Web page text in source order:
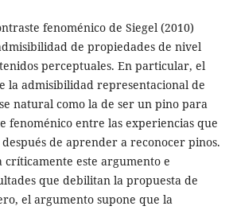
fenoménico de Siegel (2010)
de propiedades de nivel
perceptuales. En particular, el
la admisibilidad representacional de
natural como la de ser un pino para
fenoménico entre las experiencias que
de aprender a reconocer pinos.
críticamente este argumento e
que debilitan la propuesta de
el argumento supone que la